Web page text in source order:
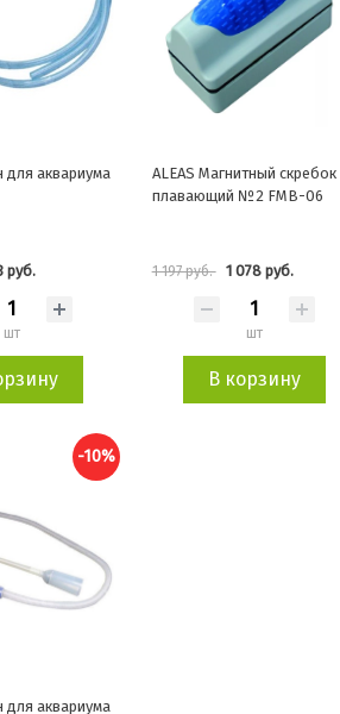
для аквариума
руб.
шт
ALEAS Магнитный скребок
плавающий №2 FMB-06
1 197 руб. 1 078 руб.
шт
В корзину
-10%
для аквариума